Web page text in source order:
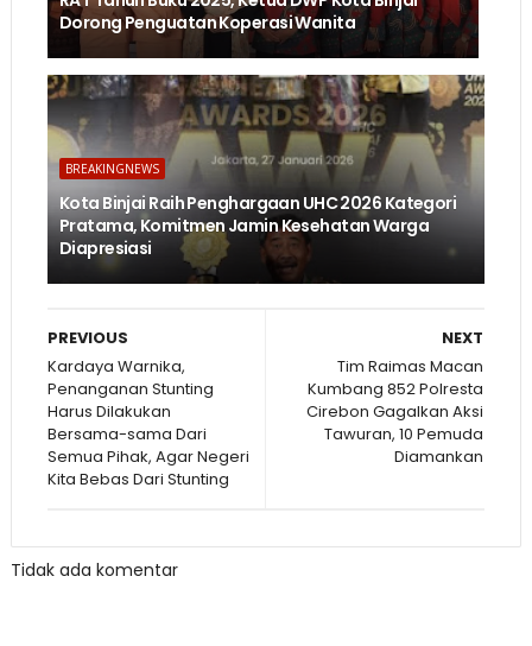
Dorong Penguatan Koperasi Wanita
BREAKINGNEWS
Kota Binjai Raih Penghargaan UHC 2026 Kategori
Pratama, Komitmen Jamin Kesehatan Warga
Diapresiasi
NEXT
Tim Raimas Macan
Kumbang 852 Polresta
Cirebon Gagalkan Aksi
Tawuran, 10 Pemuda
Diamankan
PREVIOUS
Kardaya Warnika,
Penanganan Stunting
Harus Dilakukan
Bersama-sama Dari
Semua Pihak, Agar Negeri
Kita Bebas Dari Stunting
Tidak ada komentar